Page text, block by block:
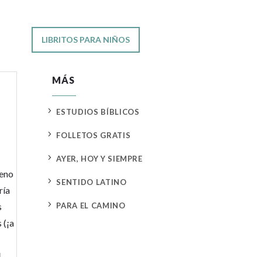
LIBRITOS PARA NIÑOS
MÁS
5 ESTUDIOS BÍBLICOS
5 FOLLETOS GRATIS
5 AYER, HOY Y SIEMPRE
5 SENTIDO LATINO
5 PARA EL CAMINO